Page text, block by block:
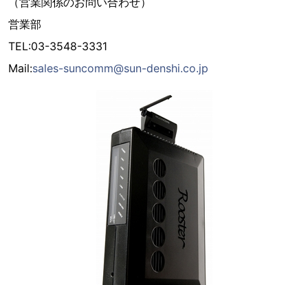
営業部
TEL:03-3548-3331
Mail:sales-suncomm@sun-denshi.co.jp